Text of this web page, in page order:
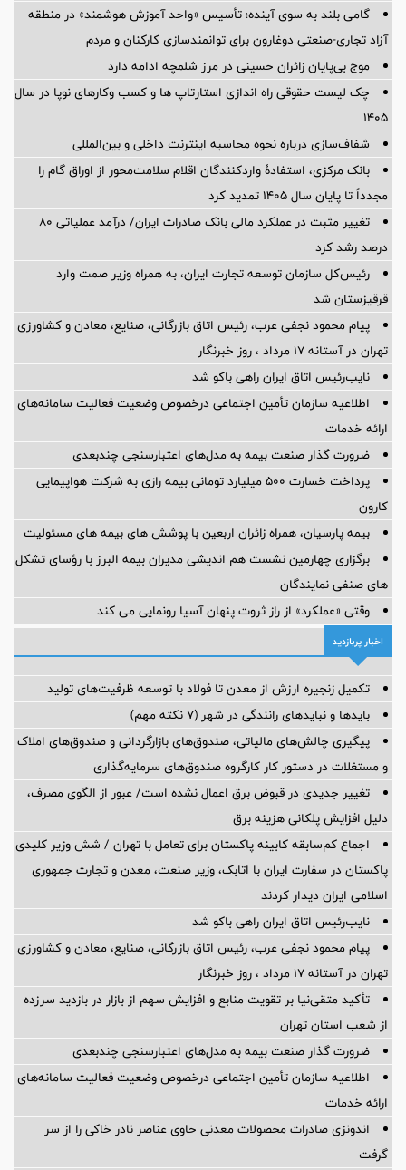
گامی بلند به سوی آینده؛ تأسیس «واحد آموزش هوشمند» در منطقه
آزاد تجاری-صنعتی دوغارون برای توانمندسازی کارکنان و مردم
موج بی‌پایان زائران حسینی در مرز شلمچه ادامه دارد
چک لیست حقوقی راه اندازی استارتاپ ها و کسب وکارهای نوپا در سال
۱۴۰۵
شفاف‌سازی درباره نحوه محاسبه اینترنت داخلی و بین‌المللی
بانک مرکزی، استفادۀ واردکنندگان اقلام سلامت‌محور از اوراق گام را
مجدداً تا پایان سال ۱۴۰۵ تمدید کرد
تغییر مثبت در عملکرد مالی بانک صادرات ایران/ درآمد عملیاتی 80
درصد رشد کرد
رئیس‌کل سازمان توسعه تجارت ایران، به همراه وزیر صمت وارد
قرقیزستان شد
پیام محمود نجفی عرب، رئیس اتاق بازرگانی، صنایع، معادن و کشاورزی
تهران در آستانه 17 مرداد ، روز خبرنگار
نایب‌رئیس اتاق ایران راهی باکو شد
اطلاعیه سازمان تأمین اجتماعی درخصوص وضعیت فعالیت سامانه‌های
ارائه خدمات
ضرورت گذار صنعت بیمه به مدل‌های اعتبارسنجی چندبعدی
پرداخت خسارت ۵۰۰ میلیارد تومانی بیمه رازی به شرکت هواپیمایی
کارون
بیمه پارسیان، همراه زائران اربعین با پوشش های بیمه های مسئولیت
برگزاری چهارمین نشست هم اندیشی مدیران بیمه البرز با رؤسای تشکل
های صنفی نمایندگان
وقتی «عملکرد» از راز ثروت پنهان آسیا رونمایی می کند
اخبار پربازدید
تکمیل زنجیره ارزش از معدن تا فولاد با توسعه ظرفیت‌های تولید
بایدها و نبایدهای رانندگی در شهر (۷ نکته مهم)
پیگیری چالش‌های مالیاتی، صندوق‌های بازارگردانی و صندوق‌های املاک
و مستغلات در دستور کار کارگروه صندوق‌های سرمایه‌گذاری
تغییر جدیدی در قبوض برق اعمال نشده است/ عبور از الگوی مصرف،
دلیل افزایش پلکانی هزینه برق
اجماع کم‌سابقه کابینه پاکستان برای تعامل با تهران / شش وزیر کلیدی
پاکستان در سفارت ایران با اتابک، وزیر صنعت، معدن و تجارت جمهوری
اسلامی ایران دیدار کردند
نایب‌رئیس اتاق ایران راهی باکو شد
پیام محمود نجفی عرب، رئیس اتاق بازرگانی، صنایع، معادن و کشاورزی
تهران در آستانه 17 مرداد ، روز خبرنگار
تأکید متقی‌نیا بر تقویت منابع و افزایش سهم از بازار در بازدید سرزده
از شعب استان تهران
ضرورت گذار صنعت بیمه به مدل‌های اعتبارسنجی چندبعدی
اطلاعیه سازمان تأمین اجتماعی درخصوص وضعیت فعالیت سامانه‌های
ارائه خدمات
اندونزی صادرات محصولات معدنی حاوی عناصر نادر خاکی را از سر
گرفت